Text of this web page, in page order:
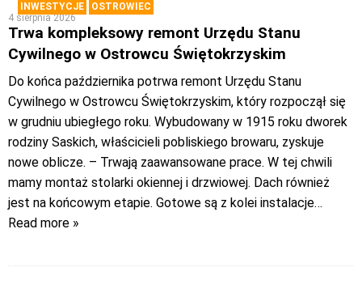
INWESTYCJE
OSTROWIEC
4 sierpnia 2026
Trwa kompleksowy remont Urzędu Stanu
Cywilnego w Ostrowcu Świętokrzyskim
Do końca października potrwa remont Urzędu Stanu
Cywilnego w Ostrowcu Świętokrzyskim, który rozpoczął się
w grudniu ubiegłego roku. Wybudowany w 1915 roku dworek
rodziny Saskich, właścicieli pobliskiego browaru, zyskuje
nowe oblicze. – Trwają zaawansowane prace. W tej chwili
mamy montaż stolarki okiennej i drzwiowej. Dach również
jest na końcowym etapie. Gotowe są z kolei instalacje…
Read more »